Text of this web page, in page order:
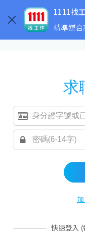
1111找
精準媒
求
快速登入